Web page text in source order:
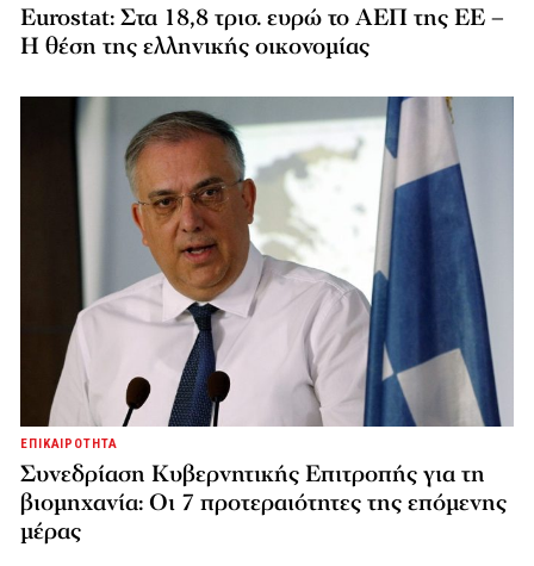
Eurostat: Στα 18,8 τρισ. ευρώ το ΑΕΠ της ΕΕ –
Η θέση της ελληνικής οικονομίας
ΕΠΙΚΑΙΡΟΤΗΤΑ
Συνεδρίαση Κυβερνητικής Επιτροπής για τη
βιομηχανία: Οι 7 προτεραιότητες της επόμενης
μέρας